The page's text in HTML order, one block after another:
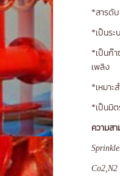
*สารดั
*เป็นระ
*เป็นก๊
เพลิง
*เหมาะ
*เป็นมิ
ความส